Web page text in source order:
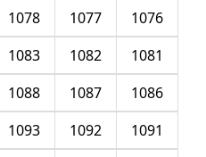
1076
1077
1078
1081
1082
1083
1086
1087
1088
1091
1092
1093